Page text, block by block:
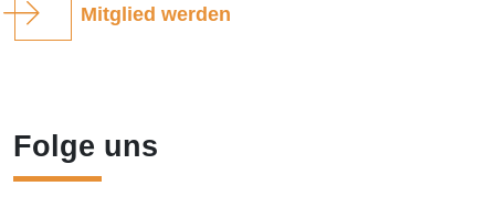
Mitglied werden
Folge uns